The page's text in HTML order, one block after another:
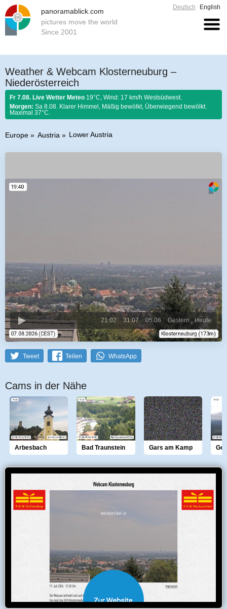
panoramablick.com
pictures move the world
Since 2001
Deutsch English
Weather & Webcam Klosterneuburg –
Niederösterreich
Fr 7.08. Live Wetter Meteo 19°C, Wind: 17 km/h Westsüdwest.
Morgen: Sa 8.08. Klarer Himmel, Mäßig bewölkt, Überwiegend bewölkt.
Maximal 37°C.
Europe Austria Lower Austria
Heute
Gestern
05.08.
31.07.
21.02.
Tweet Teilen WhatsApp
Cams in der Nähe
Arbesbach Bad Traunstein Gars am Kamp